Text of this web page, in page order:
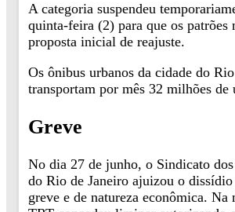
A categoria suspendeu
quinta-feira (2) para que os patrões
proposta inicial de reajuste.
Os ônibus urbanos da cidade do
transportam por mês 32 milhões de
Greve
No dia 27 de junho, o Sindicato
do Rio de Janeiro ajuizou o
greve e de natureza econômica. Na